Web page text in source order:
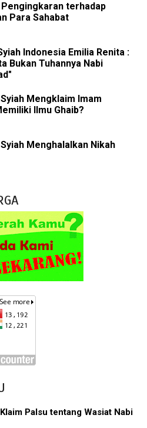
Pengingkaran terhadap
Para Sahabat
Indonesia Emilia Renita :
Bukan Tuhannya Nabi
Mengklaim Imam
Ilmu Ghaib?
Menghalalkan Nikah
Palsu tentang Wasiat Nabi